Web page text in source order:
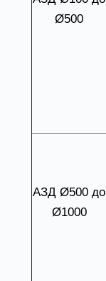
Ø500
АЗД Ø500 до
Ø1000